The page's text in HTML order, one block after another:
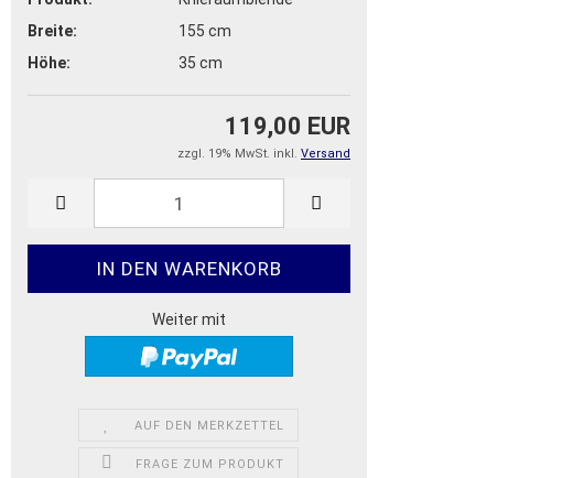
Breite:
155 cm
Höhe:
35 cm
119,00 EUR
zzgl. 19% MwSt. inkl. Versand
Weiter mit
AUF DEN MERKZETTEL
FRAGE ZUM PRODUKT